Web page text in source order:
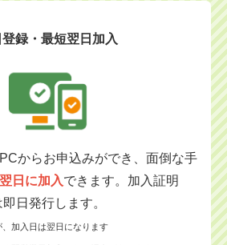
登録・最短翌日加入
からお申込みができ、面倒な手
日に加入できます。加入証明
日発行します。
加入日は翌日になります